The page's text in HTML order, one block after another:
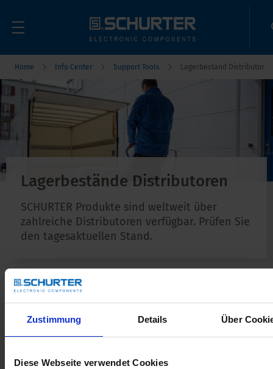
Zustimmung Details Über
Diese Webseite verwendet Cookies
Home Info Center Support Tools Lagerbestand Distributor
Lagerbestände Distributoren
SCHURTER Produkte sind weltweit über
zahlreiche Distributoren verfügbar. Prüfen Sie
den tagesaktuellen Stand.